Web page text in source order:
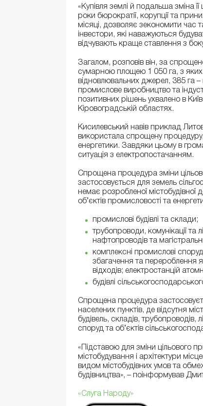
«Купівля землі й подальша зміна
роки бюрократії, корупції та
місяці, дозволяє зекономити час
інвестори, які наважуються
відчувають краще ставлення з
Загалом, розповів він, за
сумарною площею 1 050 га, з яких
відновлювальних джерел, 385 га
промислове виробництво та
позитивних рішень ухвалено в
Кіровоградській областях.
Кисилевський навів приклад
використала спрощену
енергетики. Завдяки цьому в
ситуація з електропостачанням.
Спрощена процедура зміни
застосовується для земель
немає розробленої
об’єктів промисловості та
промислові будівлі та склади;
трубопроводи, комунікації та
нафтопроводів та
комплексні промислові
збагачення та перероблення
відходів; електростанцій
будівлі
Спрощена процедура
населених пунктів, де відсутня
будівель, складів,
споруд та об’єктів
«Підставою для зміни цільового
містобудування і архітектури
видом містобудівних умов та
будівництва», – поінформував
«Слуга Народу»